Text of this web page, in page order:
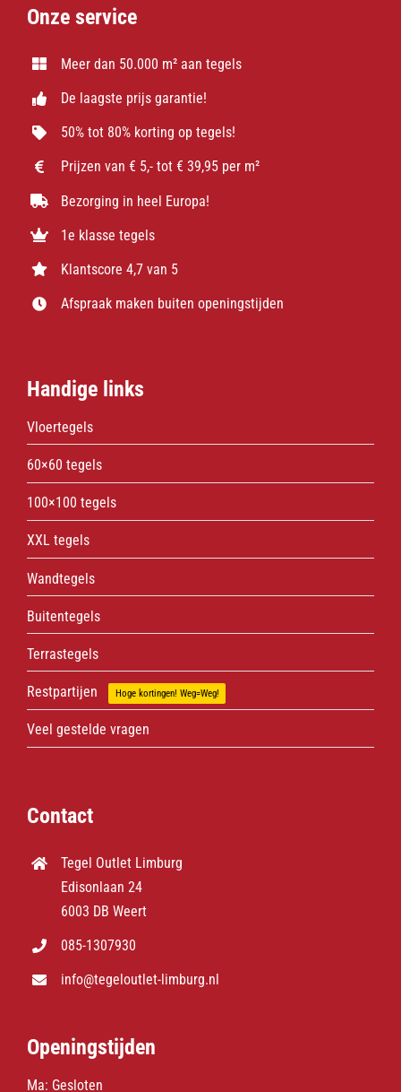
Onze service
Meer dan 50.000 m² aan tegels
De laagste prijs garantie!
50% tot 80% korting op tegels!
Prijzen van € 5,- tot € 39,95 per m²
Bezorging in heel Europa!
1e klasse tegels
Klantscore 4,7 van 5
Afspraak maken buiten openingstijden
Handige links
Vloertegels
60×60 tegels
100×100 tegels
XXL tegels
Wandtegels
Buitentegels
Terrastegels
Restpartijen Hoge kortingen! Weg=Weg!
Veel gestelde vragen
Contact
Tegel Outlet Limburg
Edisonlaan 24
6003 DB Weert
085-1307930
info@tegeloutlet-limburg.nl
Openingstijden
Ma: Gesloten